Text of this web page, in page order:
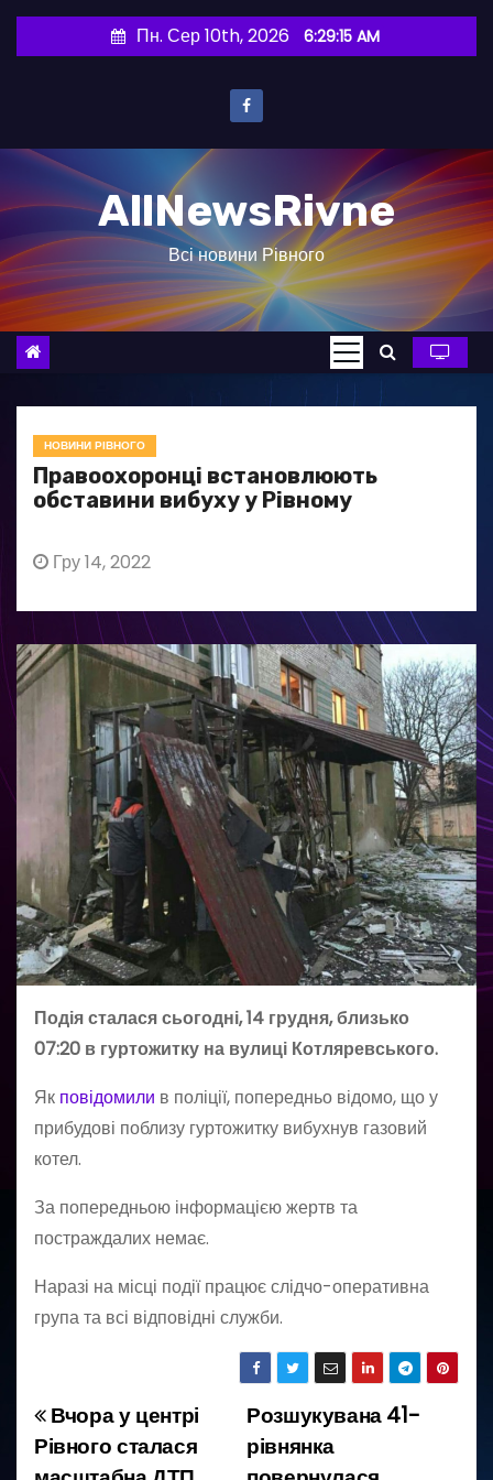
и
о
в
Пн. Сер 10th, 2026 6:29:16 AM
AllNewsRivne
Всі новини Рівного
НОВИНИ РІВНОГО
Правоохоронці встановлюють
обставини вибуху у Рівному
Гру 14, 2022
Подія сталася сьогодні, 14 грудня, близько
07:20 в гуртожитку на вулиці Котляревського.
Як повідомили в поліції, попередньо відомо, що у
прибудові поблизу гуртожитку вибухнув газовий
котел.
За попередньою інформацією жертв та
постраждалих немає.
Наразі на місці події працює слідчо-оперативна
група та всі відповідні служби.
Н
а
Розшукувана 41-
рівнянка
Вчора у центрі
Рівного сталася